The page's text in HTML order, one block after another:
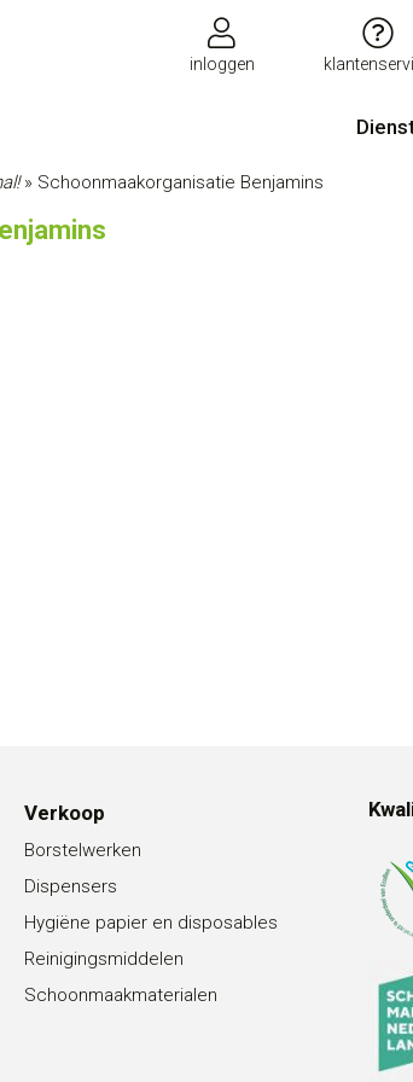
inloggen
» Schoonmaakorganisatie Benjamins
Verkoop
Borstelwerken
Dispensers
Hygiëne papier en disposables
Reinigingsmiddelen
Schoonmaakmaterialen